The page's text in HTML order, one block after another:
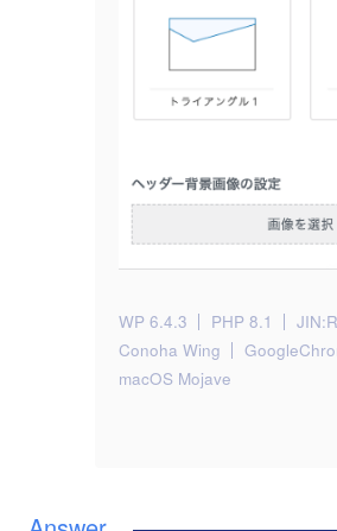
WP 6.4.3 PHP 8.1
Conoha Wing
macOS Mojave